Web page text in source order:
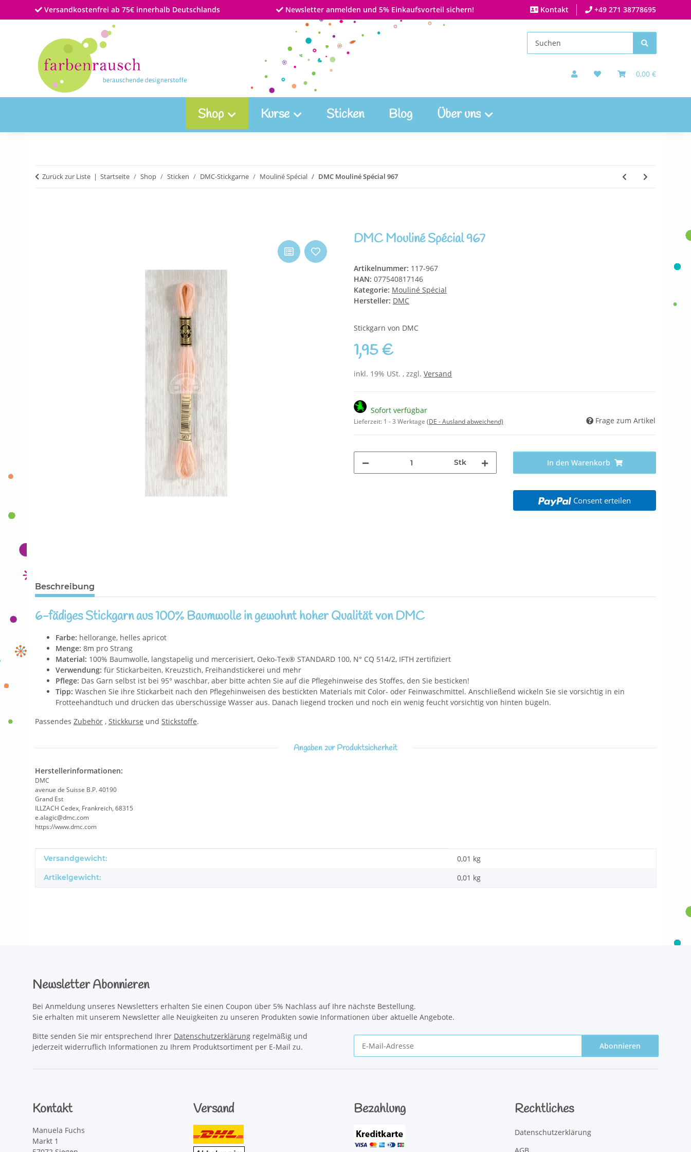
Versandkostenfrei ab 75€ innerhalb Deutschlands Newsletter anmelden und 5% Einkaufsvorteil sichern! Kontakt +49 271 38778695
0,00 €
Shop Kurse Sticken Blog Über uns
Zurück zur Liste Startseite Shop Sticken DMC-Stickgarne Mouliné Spécial DMC Mouliné Spécial 967
DMC Mouliné Spécial 967
Artikelnummer: 117-967
HAN: 077540817146
Kategorie: Mouliné Spécial
Hersteller: DMC
Stickgarn von DMC
1,95 €
inkl. 19% USt. , zzgl. Versand
Sofort verfügbar
Lieferzeit: 1 - 3 Werktage (DE - Ausland abweichend) Frage zum Artikel
Stk In den Warenkorb
Consent erteilen
Beschreibung
6-fädiges Stickgarn aus 100% Baumwolle in gewohnt hoher Qualität von DMC
Farbe: hellorange, helles apricot
Menge: 8m pro Strang
Material: 100% Baumwolle, langstapelig und mercerisiert, Oeko-Tex® STANDARD 100, N° CQ 514/2, IFTH zertifiziert
Verwendung: für Stickarbeiten, Kreuzstich, Freihandstickerei und mehr
Pflege: Das Garn selbst ist bei 95° waschbar, aber bitte achten Sie auf die Pflegehinweise des Stoffes, den Sie besticken!
Tipp: Waschen Sie ihre Stickarbeit nach den Pflegehinweisen des bestickten Materials mit Color- oder Feinwaschmittel. Anschließend wickeln Sie sie vorsichtig in ein
Frotteehandtuch und drücken das überschüssige Wasser aus. Danach liegend trocken und noch ein wenig feucht vorsichtig von hinten bügeln.
Passendes Zubehör , Stickkurse und Stickstoffe.
Angaben zur Produktsicherheit
Herstellerinformationen:
DMC
avenue de Suisse B.P. 40190
Grand Est
ILLZACH Cedex, Frankreich, 68315
e.alagic@dmc.com
https://www.dmc.com
Produkteigenschaft
Wert
Versandgewicht: 0,01 kg
Artikelgewicht: 0,01 kg
Newsletter Abonnieren
Bei Anmeldung unseres Newsletters erhalten Sie einen Coupon über 5% Nachlass auf Ihre nächste Bestellung.
Sie erhalten mit unserem Newsletter alle Neuigkeiten zu unseren Produkten sowie Informationen über aktuelle Angebote.
Bitte senden Sie mir entsprechend Ihrer Datenschutzerklärung regelmäßig und
jederzeit widerruflich Informationen zu Ihrem Produktsortiment per E-Mail zu.
Abonnieren
Kontakt
Manuela Fuchs
Markt 1
Versand Bezahlung Rechtliches
Datenschutzerklärung